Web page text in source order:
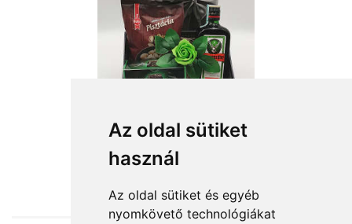
Az oldal sütiket
használ
Az oldal sütiket és egyéb
nyomkövető technológiákat
Zöld varázslat
21 600 Ft-tól